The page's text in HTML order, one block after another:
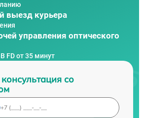
выезд курьера
управления оптического
FD от 35 минут
со